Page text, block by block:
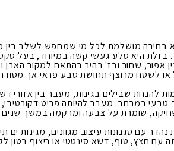
בחירה מושלמת לכל מי שמחפש לשלב בין
בזלת היא סלע געשי קשה במיוחד, בעל
אפור, שחור ובז' בהיר בהתאם למקור האבן
לשטח מרוצף תחושת טבע פראי אך מסודר
להנחת שבילים בגינות, מעבר בין אזורי
טבעי במרחב. מעבר להיותה פריט
שומרת על צבעה ומרקמה במשך שנים
עם סגנונות עיצוב מגוונים, מגינות ים
עם חצץ, טוף, דשא סינטטי או ריצוף בטון